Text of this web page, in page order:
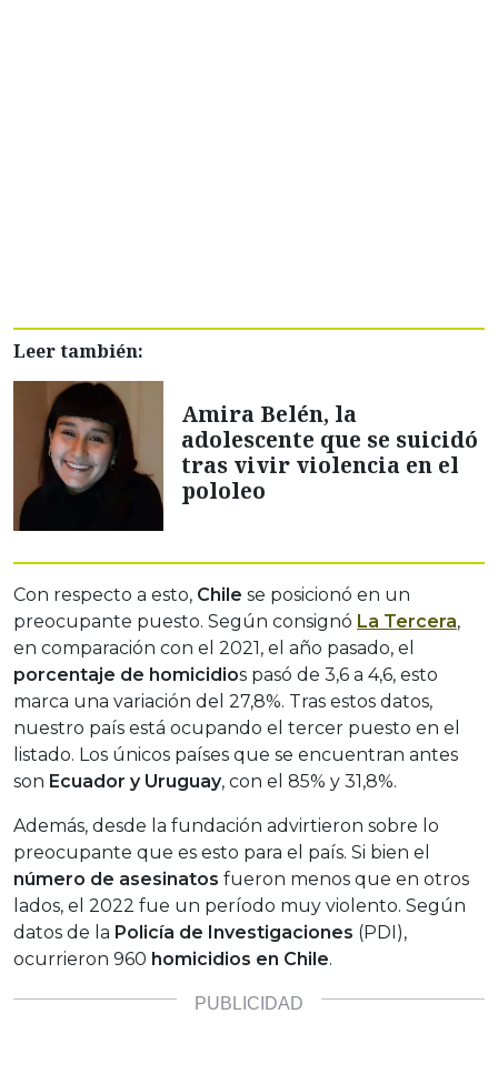
Leer también:
Amira Belén, la
adolescente que se suicidó
tras vivir violencia en el
pololeo
Con respecto a esto, Chile se posicionó en un
preocupante puesto. Según consignó La Tercera,
en comparación con el 2021, el año pasado, el
porcentaje de homicidios pasó de 3,6 a 4,6, esto
marca una variación del 27,8%. Tras estos datos,
nuestro país está ocupando el tercer puesto en el
listado. Los únicos países que se encuentran antes
son Ecuador y Uruguay, con el 85% y 31,8%.
Además, desde la fundación advirtieron sobre lo
preocupante que es esto para el país. Si bien el
número de asesinatos fueron menos que en otros
lados, el 2022 fue un período muy violento. Según
datos de la Policía de Investigaciones (PDI),
ocurrieron 960 homicidios en Chile.